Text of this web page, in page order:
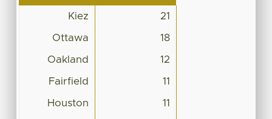
Kiez 21
Ottawa 18
Oakland 12
Fairfield 11
Houston 11